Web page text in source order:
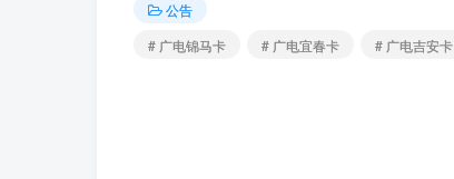
公告
# 广电锦马卡
# 广电宜春卡 # 广电吉安卡